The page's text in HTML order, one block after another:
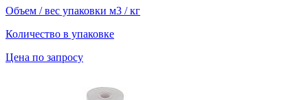
Объем / вес упаковки м3 / кг
Количество в упаковке
Цена по запросу